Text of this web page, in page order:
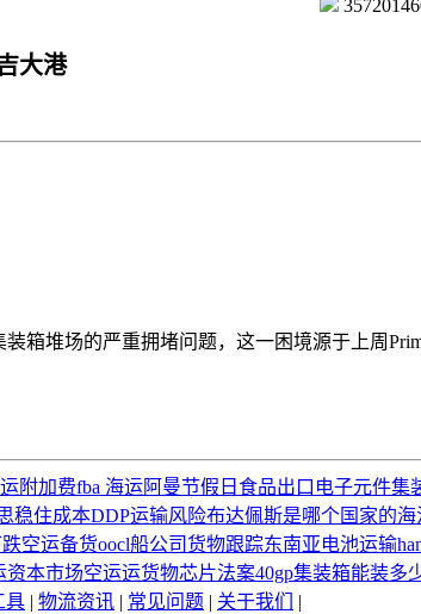
大港
装箱堆场的严重拥堵问题，这一困境源于上周
附加费fba 海运阿曼节假日 食品出口 电子元件集
稳住成本DDP运输风险布达佩斯是哪个国家的海
空运备货oocl船公司货物跟踪东南亚电池运输
资本市场空运运货物芯片法案40gp集装箱能装多
具 物流资讯 常见问题 关于我们